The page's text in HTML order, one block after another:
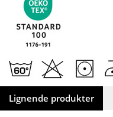
Lignende produkter